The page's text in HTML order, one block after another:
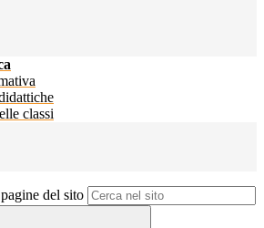
classi
del sito